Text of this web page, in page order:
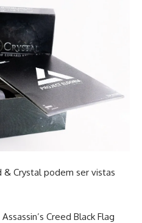
Crystal podem ser vistas
Creed Black Flag